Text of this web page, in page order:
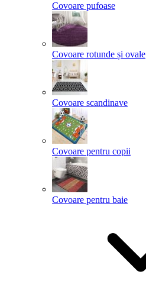
Covoare pufoase
Covoare rotunde și ovale
Covoare scandinave
Covoare pentru copii
Covoare pentru baie